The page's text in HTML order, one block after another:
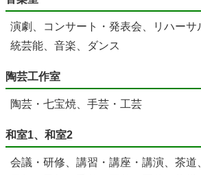
演劇、コンサート・発表会、リハーサ
統芸能、音楽、ダンス
陶芸工作室
陶芸・七宝焼、手芸・工芸
和室1、和室2
会議・研修、講習・講座・講演、茶道